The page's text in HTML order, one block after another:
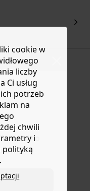
to
?
cookie w
liczby
Ci usług
potrzeb
na
chwili
i
polityką